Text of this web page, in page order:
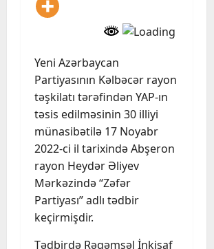
Yeni Azərbaycan
Partiyasının Kəlbəcər rayon
təşkilatı tərəfindən YAP-ın
təsis edilməsinin 30 illiyi
münasibətilə 17 Noyabr
2022-ci il tarixində Abşeron
rayon Heydər Əliyev
Mərkəzində “Zəfər
Partiyası” adlı tədbir
keçirmişdir.
Tədbirdə Rəqəmsəl İnkişaf